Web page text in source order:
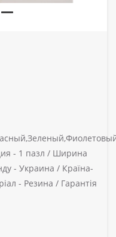
- 1 пазл / Ширина
- Украина / Країна-
- Резина / Гарантія